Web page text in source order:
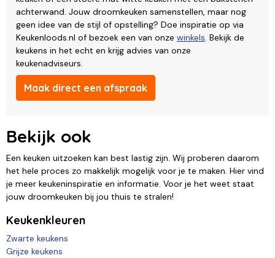
achterwand. Jouw droomkeuken samenstellen, maar nog
geen idee van de stijl of opstelling? Doe inspiratie op via
Keukenloods.nl of bezoek een van onze winkels. Bekijk de
keukens in het echt en krijg advies van onze
keukenadviseurs.
Maak direct een afspraak
Bekijk ook
Een keuken uitzoeken kan best lastig zijn. Wij proberen daarom
het hele proces zo makkelijk mogelijk voor je te maken. Hier vind
je meer keukeninspiratie en informatie. Voor je het weet staat
jouw droomkeuken bij jou thuis te stralen!
Keukenkleuren
Zwarte keukens
Grijze keukens